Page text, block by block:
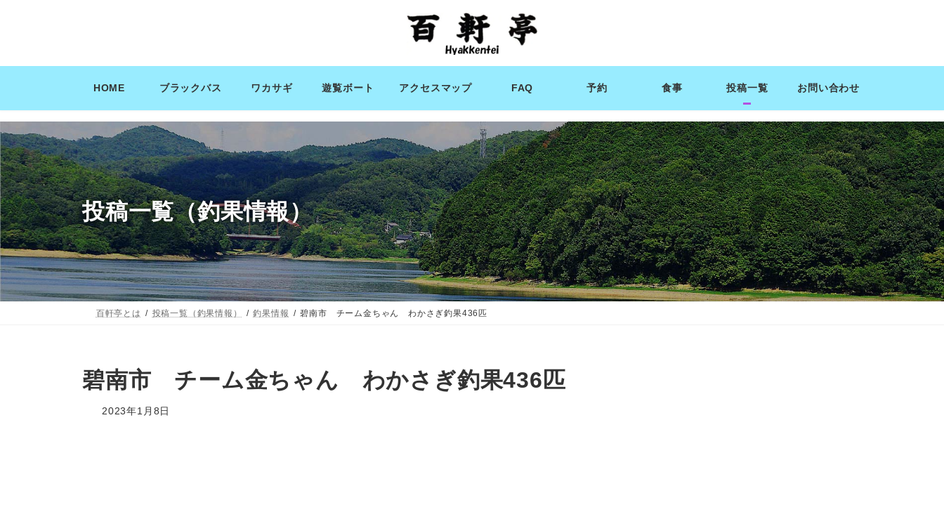
ン
ス
キ
ッ
プ
ー
ン
に
移
動
HOME ブラックバス ワカサギ 遊覧ボート アクセスマップ FAQ 予約 食事 投稿一覧 お問い合わせ
投稿一覧（釣果情報）
百軒亭とは 投稿一覧（釣果情報） 釣果情報 碧南市 チーム金ちゃん わかさぎ釣果436匹
碧南市 チーム金ちゃん わかさぎ釣果436匹
2023年1月8日